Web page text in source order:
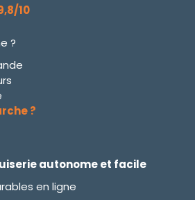
10
?
?
autonome et facile
en ligne